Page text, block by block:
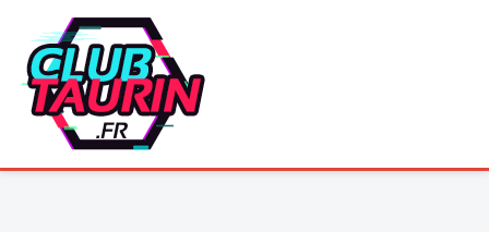
contenu